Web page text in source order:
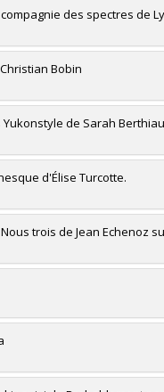
des spectres de
Bobin
de Sarah
d'Élise Turcotte.
trois de Jean Echenoz